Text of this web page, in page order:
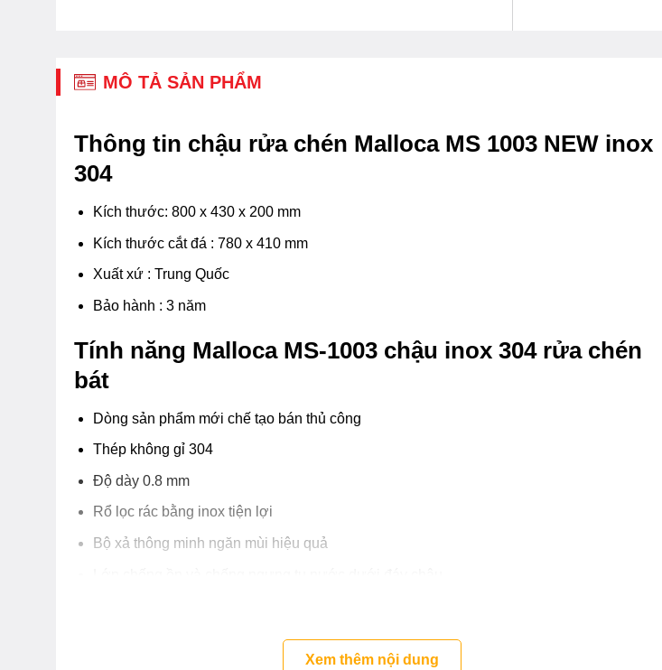
MÔ TẢ SẢN PHẨM
Thông tin chậu rửa chén Malloca MS 1003 NEW inox
304
Kích thước: 800 x 430 x 200 mm
Kích thước cắt đá : 780 x 410 mm
Xuất xứ : Trung Quốc
Bảo hành : 3 năm
Tính năng Malloca MS-1003 chậu inox 304 rửa chén
bát
Dòng sản phẩm mới chế tạo bán thủ công
Thép không gỉ 304
Độ dày 0.8 mm
Rổ lọc rác bằng inox tiện lợi
Bộ xả thông minh ngăn mùi hiệu quả
Xem thêm nội dung